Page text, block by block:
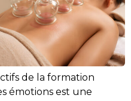
de la formation
émotions est une